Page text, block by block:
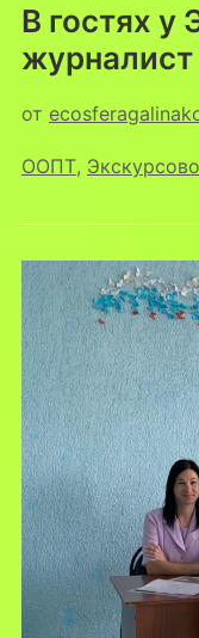
В гостях
журналист
от
ООПТ,